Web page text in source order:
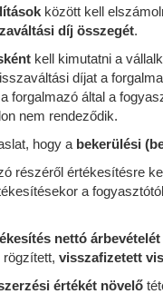
között kell
díj összegét.
kell kimutatni a
díjat a
forgalmazó által a
nem rendeződik.
hogy a bekerülési
részéről értékesítésre
a
nettó
visszafizetett
értékét növelő